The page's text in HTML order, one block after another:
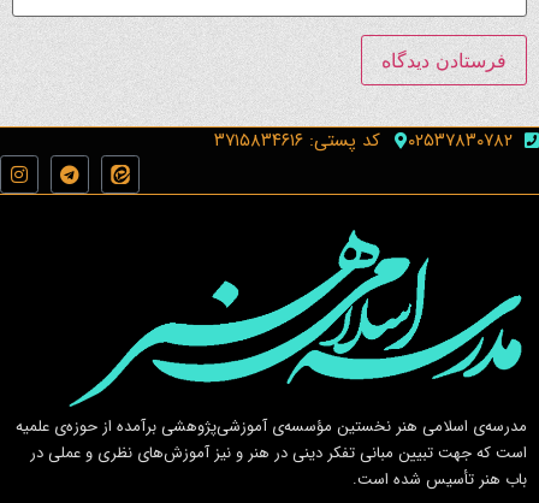
۰۲۵۳۷۸۳۰۷۸۲ کد پستی: ۳۷۱۵۸۳۴۶۱۶
مدرسه‌ی اسلامى هنر نخستين مؤسسه‌ی آموزشى‌پژوهشى برآمده از حوزه‌ی علميه
است كه جهت تبيين مبانى تفكر دينى در هنر و نيز آموزش‌هاى نظرى و عملى در
باب هنر تأسيس شده است.